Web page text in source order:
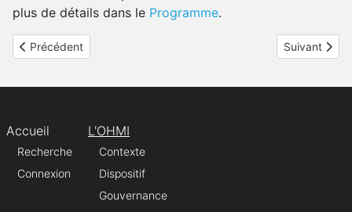
plus de détails dans le Programme.
Article précédent : Ouverture Appel à Valorisation 2023 - LabEx
Précédent Article
Suivant
Accueil
Recherche
Connexion
L'OHMI
Contexte
Dispositif
Gouvernance